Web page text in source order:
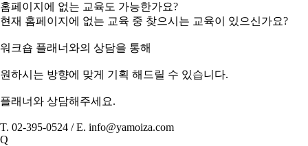
홈페이지에 없는 교육도 가능한가요?
현재 홈페이지에 없는 교육 중 찾으시는 교육이 있으신가요?
워크숍 플래너와의 상담을 통해
원하시는 방향에 맞게 기획 해드릴 수 있습니다.
플래너와 상담해주세요.
T. 02-395-0524 / E. info@yamoiza.com
Q